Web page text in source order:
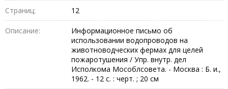
Страниц: 12
Описание:
Информационное письмо об
использовании водопроводов на
животноводческих фермах для целей
пожаротушения / Упр. внутр. дел
Исполкома Мособлсовета. - Москва : Б. и.,
1962. - 12 с. : черт. ; 20 см